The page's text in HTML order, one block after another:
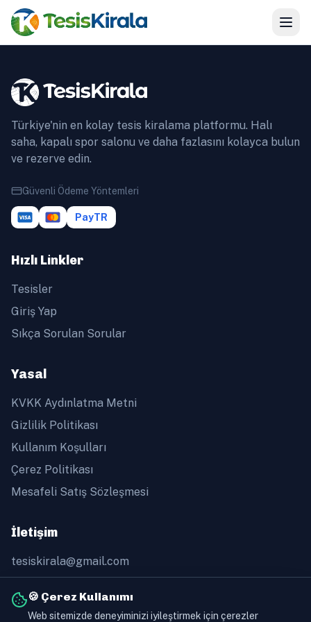
🍪 Çerez Kullanımı
Web sitemizde deneyiminizi iyileştirmek için çerezler
Türkiye'nin en kolay tesis kiralama platformu. Halı
saha, kapalı spor salonu ve daha fazlasını kolayca bulun
ve rezerve edin.
Güvenli Ödeme Yöntemleri
PayTR
Hızlı Linkler
Tesisler
Giriş Yap
Sıkça Sorulan Sorular
Yasal
KVKK Aydınlatma Metni
Gizlilik Politikası
Kullanım Koşulları
Çerez Politikası
Mesafeli Satış Sözleşmesi
İletişim
tesiskirala@gmail.com